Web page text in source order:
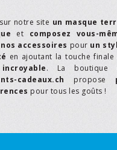
notre site un masque
et composez vous-
nos accessoires pour un
en ajoutant la touche finale
. La boutique
cadeaux.ch propose
pour tous les goûts !